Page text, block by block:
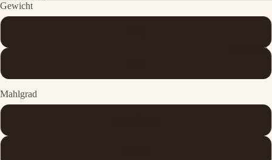
Espresso
Gewicht
Mahlgrad